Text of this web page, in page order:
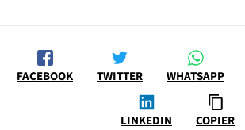
FACEBOOK TWITTER WHATSAPP
LINKEDIN COPIER